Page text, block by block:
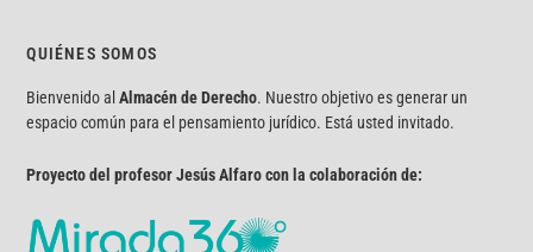
QUIÉNES SOMOS
Bienvenido alAlmacén de Derecho. Nuestro objetivo es generar un
espacio común para el pensamiento jurídico. Está usted invitado.
Proyecto del profesor Jesús Alfaro con la colaboración de: